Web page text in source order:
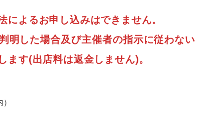
によるお申し込みはできません。
明した場合及び主催者の指示に従わない
ます(出店料は返金しません)。